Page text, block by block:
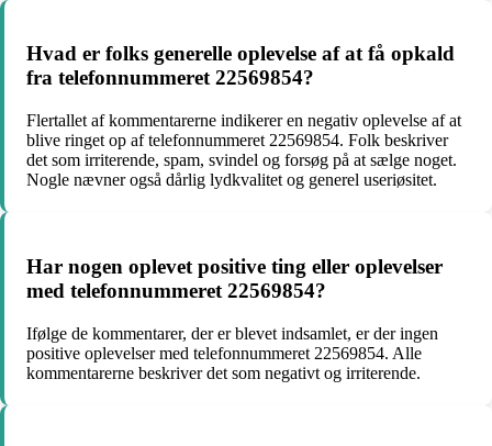
Hvad er folks generelle oplevelse af at få opkald
fra telefonnummeret 22569854?
Flertallet af kommentarerne indikerer en negativ oplevelse af at
blive ringet op af telefonnummeret 22569854. Folk beskriver
det som irriterende, spam, svindel og forsøg på at sælge noget.
Nogle nævner også dårlig lydkvalitet og generel useriøsitet.
Har nogen oplevet positive ting eller oplevelser
med telefonnummeret 22569854?
Ifølge de kommentarer, der er blevet indsamlet, er der ingen
positive oplevelser med telefonnummeret 22569854. Alle
kommentarerne beskriver det som negativt og irriterende.